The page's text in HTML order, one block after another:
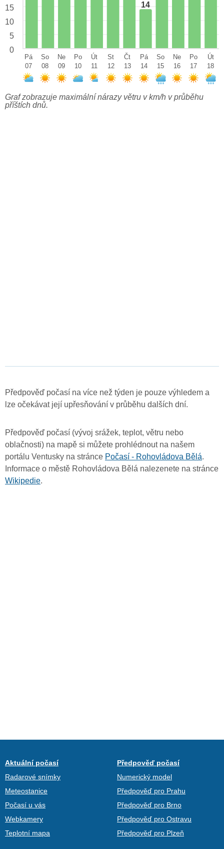
14
15
10
5
0
Pá
07
So
08
Ne
09
Po
10
Út
11
St
12
Čt
13
Pá
14
So
15
Ne
16
Po
17
Út
18
Graf zobrazuje maximální nárazy větru v km/h v průběhu
příštích dnů.
Předpověď počasí na více než týden je pouze výhledem a
lze očekávat její upřesňování v průběhu dalších dní.
Předpověď počasí (vývoj srážek, teplot, větru nebo
oblačnosti) na mapě si můžete prohlédnout na našem
portálu Ventusky na stránce Počasí - Rohovládova Bělá.
Informace o městě Rohovládova Bělá nalezenete na stránce
Wikipedie.
Aktuální počasí
Radarové snímky
Meteostanice
Počasí u vás
Webkamery
Teplotní mapa
Předpověď počasí
Numerický model
Předpověď pro Prahu
Předpověď pro Brno
Předpověď pro Ostravu
Předpověď pro Plzeň